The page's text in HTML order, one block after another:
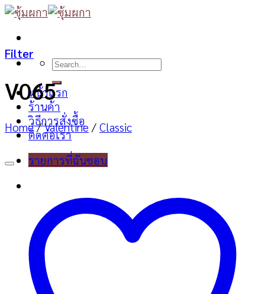
Skip
content
Search
หน้าแรก
ร้านค้า
วิธีการสั่งซื้อ
ติดต่อเรา
รายการที่ฉันชอบ
Filter
V065
Home / Valentine / Classic